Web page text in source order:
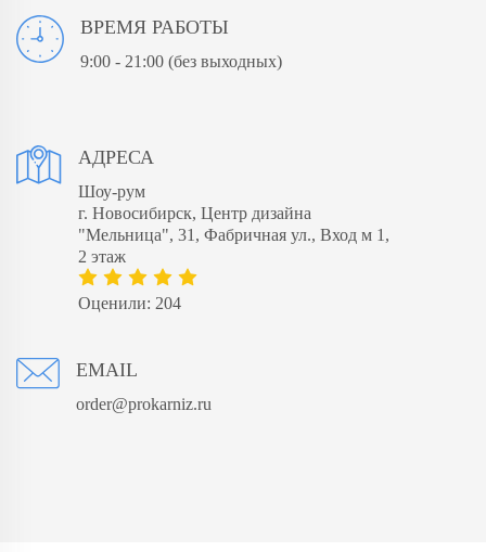
ВРЕМЯ РАБОТЫ
9:00 - 21:00 (без выходных)
АДРЕСА
Шоу-рум
г. Новосибирск, Центр дизайна
"Мельница", 31, Фабричная ул., Вход м 1,
2 этаж
Оценили: 204
EMAIL
order@prokarniz.ru